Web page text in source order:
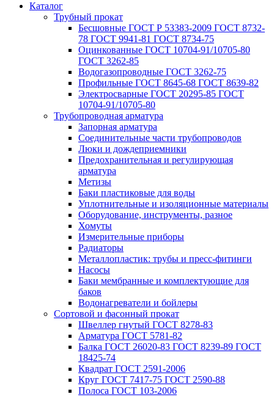
Каталог
Трубный прокат
Беcшовные ГОСТ Р 53383-2009 ГОСТ 8732-
78 ГОСТ 9941-81 ГОСТ 8734-75
Оцинкованные ГОСТ 10704-91/10705-80
ГОСТ 3262-85
Водогазопроводные ГОСТ 3262-75
Профильные ГОСТ 8645-68 ГОСТ 8639-82
Электросварные ГОСТ 20295-85 ГОСТ
10704-91/10705-80
Трубопроводная арматура
Запорная арматура
Соединительные части трубопроводов
Люки и дождеприемники
Предохранительная и регулирующая
арматура
Метизы
Баки пластиковые для воды
Уплотнительные и изоляционные материалы
Оборудование, инструменты, разное
Хомуты
Измерительные приборы
Радиаторы
Металлопластик: трубы и пресс-фитинги
Насосы
Баки мембранные и комплектующие для
баков
Водонагреватели и бойлеры
Сортовой и фасонный прокат
Швеллер гнутый ГОСТ 8278-83
Арматура ГОСТ 5781-82
Балка ГОСТ 26020-83 ГОСТ 8239-89 ГОСТ
18425-74
Квадрат ГОСТ 2591-2006
Круг ГОСТ 7417-75 ГОСТ 2590-88
Полоса ГОСТ 103-2006